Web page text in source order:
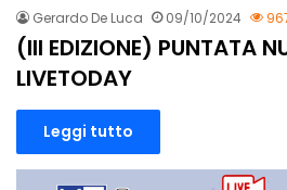
Gerardo De Luca 09/10/2024
(III EDIZIONE) PUNTATA
LIVETODAY
Leggi tutto